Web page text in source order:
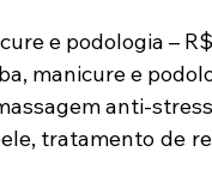
e podologia –
manicure e
anti-
tratamento de